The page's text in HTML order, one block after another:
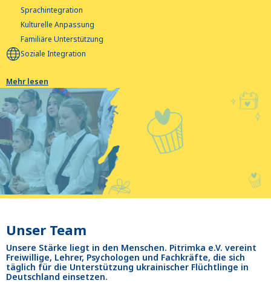
Sprachintegration
Kulturelle Anpassung
Familiäre Unterstützung
Soziale Integration
Mehr lesen
Unser Team
Unsere Stärke liegt in den Menschen. Pitrimka e.V. vereint
Freiwillige, Lehrer, Psychologen und Fachkräfte, die sich
täglich für die Unterstützung ukrainischer Flüchtlinge in
Deutschland einsetzen.